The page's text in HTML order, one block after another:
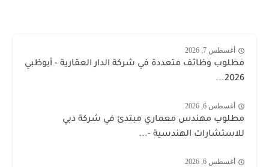
أغسطس 7, 2026
مطلوب وظائف متعددة في شركة الدار العقارية - أبوظبي
2026...
أغسطس 6, 2026
مطلوب مهندس معماري مبتدئ في شركة دبي
للاستشارات الهندسية -...
أغسطس 6, 2026